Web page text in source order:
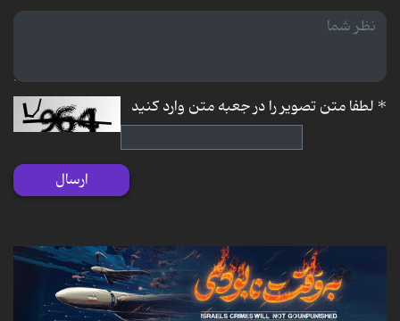
*لطفا متن تصویر را در جعبه متن وارد کنید
ارسال